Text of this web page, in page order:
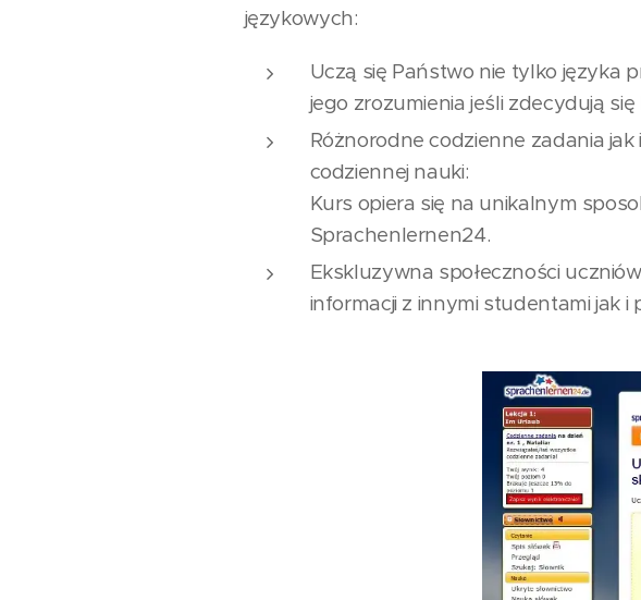
językowych:
Uczą się Państwo nie tylko języka
jego zrozumienia jeśli zdecydują
Różnorodne codzienne zadania
codziennej nauki:
Kurs opiera się na unikalnym
Sprachenlernen24.
Ekskluzywna społeczności
informacji z innymi studentami jak i